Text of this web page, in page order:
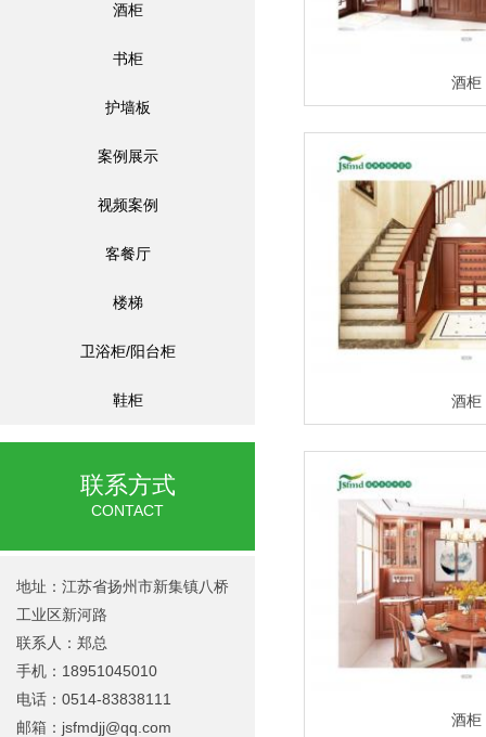
酒柜
书柜
护墙板
案例展示
视频案例
客餐厅
楼梯
卫浴柜/阳台柜
鞋柜
联系方式
CONTACT
地址：江苏省扬州市新集镇八桥
工业区新河路
联系人：郑总
手机：18951045010
电话：0514-83838111
邮箱：jsfmdjj@qq.com
酒柜
酒柜
酒柜